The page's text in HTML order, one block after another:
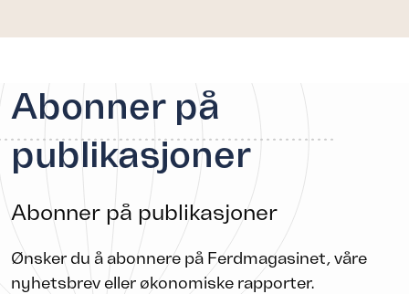
Abonner på
publikasjoner
Abonner på publikasjoner
Ønsker du å abonnere på Ferdmagasinet, våre
nyhetsbrev eller økonomiske rapporter.